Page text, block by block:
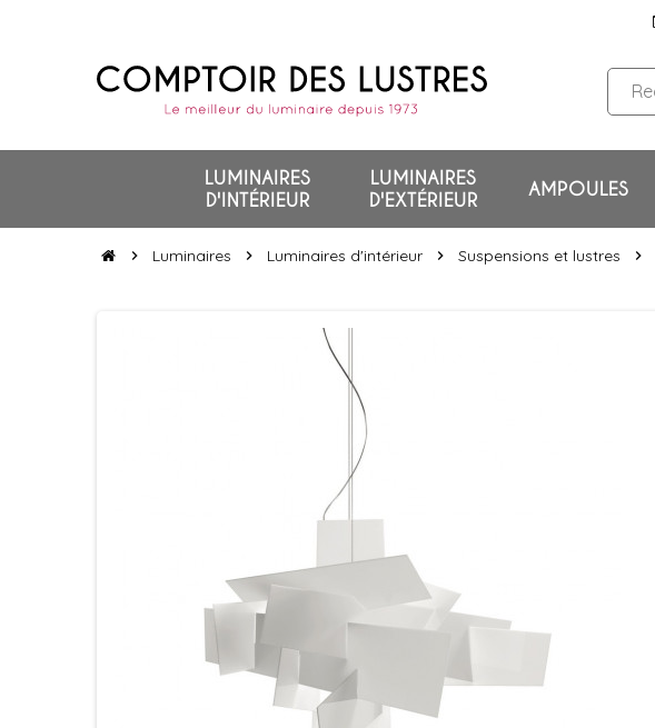
LUMINAIRES
D'INTÉRIEUR
LUMINAIRES
D'EXTÉRIEUR
AMPOULES
chevron_right Luminaires chevron_right Luminaires d'intérieur chevron_right Suspensions et lustres chevron_right